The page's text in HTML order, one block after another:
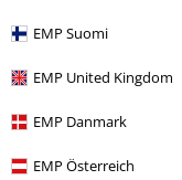
EMP Suomi
EMP United Kingdom
EMP Danmark
EMP Österreich
LoL ropa
Ropa de LoL para
todas. ¡No es de extrañar